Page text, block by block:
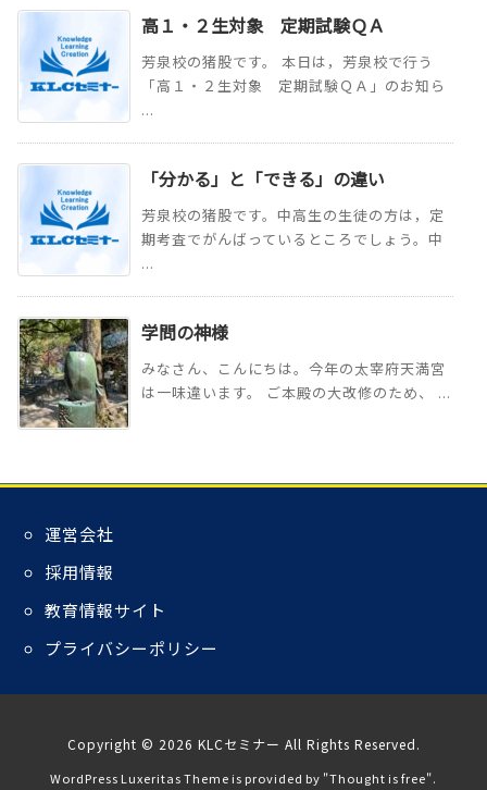
高１・２生対象 定期試験ＱＡ
芳泉校の猪股です。 本日は，芳泉校で行う
「高１・２生対象 定期試験ＱＡ」のお知ら
...
「分かる」と「できる」の違い
芳泉校の猪股です。中高生の生徒の方は，定
期考査でがんばっているところでしょう。中
...
学問の神様
みなさん、こんにちは。今年の太宰府天満宮
は一味違います。 ご本殿の大改修のため、 ...
運営会社
採用情報
教育情報サイト
プライバシーポリシー
Copyright © 2026 KLCセミナー All Rights Reserved.
WordPress Luxeritas Theme is provided by "Thought is free".